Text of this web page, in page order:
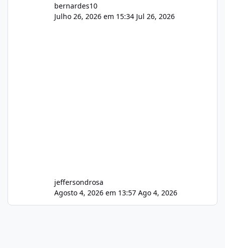
bernardes10
Julho 26, 2026 em 15:34 Jul 26, 2026
jeffersondrosa
Agosto 4, 2026 em 13:57 Ago 4, 2026